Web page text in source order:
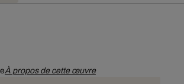
À propos de cette œuvre